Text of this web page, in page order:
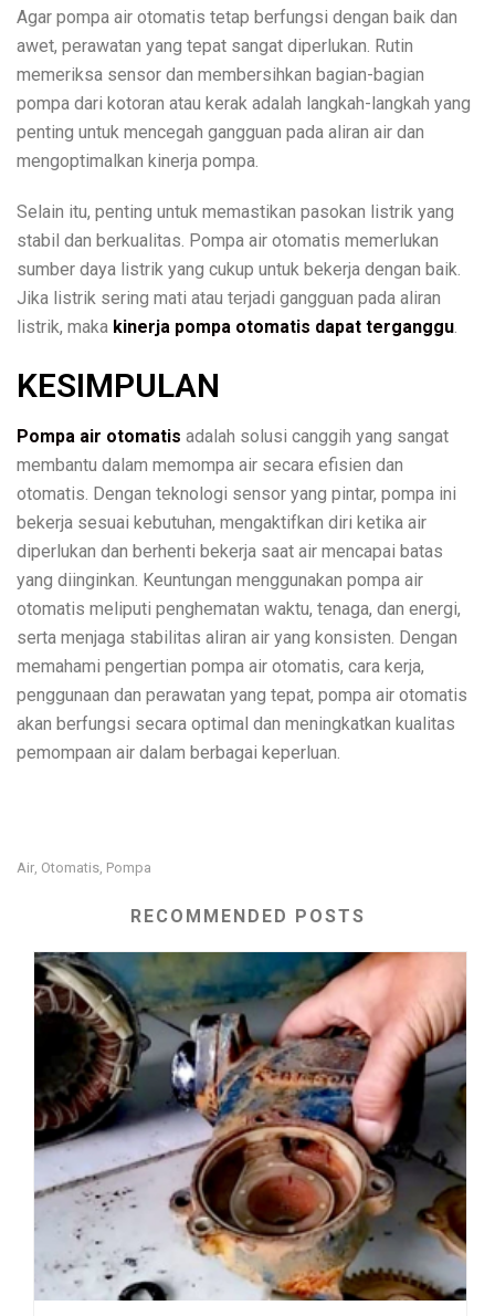
Agar pompa air otomatis tetap berfungsi dengan baik dan
awet, perawatan yang tepat sangat diperlukan. Rutin
memeriksa sensor dan membersihkan bagian-bagian
pompa dari kotoran atau kerak adalah langkah-langkah yang
penting untuk mencegah gangguan pada aliran air dan
mengoptimalkan kinerja pompa.
Selain itu, penting untuk memastikan pasokan listrik yang
stabil dan berkualitas. Pompa air otomatis memerlukan
sumber daya listrik yang cukup untuk bekerja dengan baik.
Jika listrik sering mati atau terjadi gangguan pada aliran
listrik, maka kinerja pompa otomatis dapat terganggu.
KESIMPULAN
Pompa air otomatis adalah solusi canggih yang sangat
membantu dalam memompa air secara efisien dan
otomatis. Dengan teknologi sensor yang pintar, pompa ini
bekerja sesuai kebutuhan, mengaktifkan diri ketika air
diperlukan dan berhenti bekerja saat air mencapai batas
yang diinginkan. Keuntungan menggunakan pompa air
otomatis meliputi penghematan waktu, tenaga, dan energi,
serta menjaga stabilitas aliran air yang konsisten. Dengan
memahami pengertian pompa air otomatis, cara kerja,
penggunaan dan perawatan yang tepat, pompa air otomatis
akan berfungsi secara optimal dan meningkatkan kualitas
pemompaan air dalam berbagai keperluan.
Air, Otomatis, Pompa
RECOMMENDED POSTS